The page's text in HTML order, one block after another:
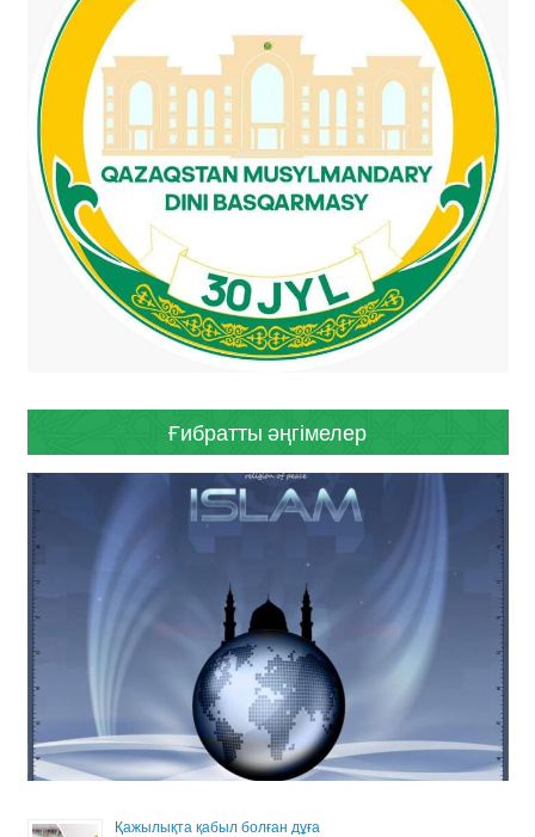
Ғибратты әңгімелер
Қажылықта қабыл болған дұға